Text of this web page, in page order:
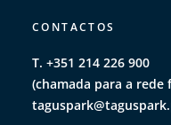
CONTACTOS
T. +351 214 226 900
(chamada para a rede